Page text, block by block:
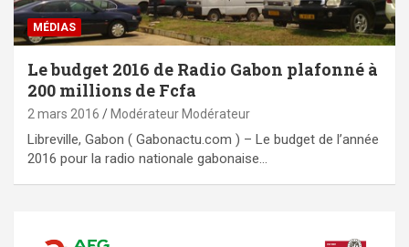
MÉDIAS
Le budget 2016 de Radio Gabon plafonné à
200 millions de Fcfa
2 mars 2016 Modérateur Modérateur
Libreville, Gabon ( Gabonactu.com ) – Le budget de l’année
2016 pour la radio nationale gabonaise…